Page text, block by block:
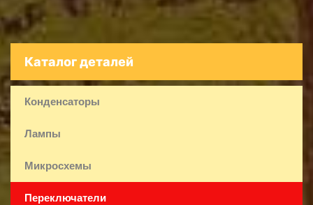
Каталог деталей
Конденсаторы
Лампы
Микросхемы
Переключатели